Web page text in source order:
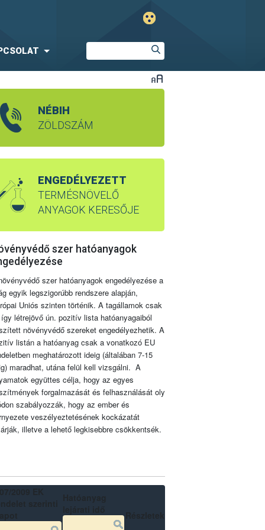
NÉBIH
ZÖLDSZÁM
ENGEDÉLYEZETT
TERMÉSNÖVELŐ
ANYAGOK KERESŐJE
szer hatóanyagok
szer hatóanyagok engedélyezése a
egyik legszigorúbb rendszere alapján,
Uniós szinten történik. A tagállamok csak
létrejövő ún. pozitív lista hatóanyagaiból
növényvédő szereket engedélyezhetik. A
listán a hatóanyag csak a vonatkozó EU
meghatározott ideig (általában 7-15
maradhat, utána felül kell vizsgálni. A
együttes célja, hogy az egyes
forgalmazását és felhasználását oly
szabályozzák, hogy az ember és
veszélyeztetésének kockázatát
illetve a lehető legkisebbre csökkentsék.